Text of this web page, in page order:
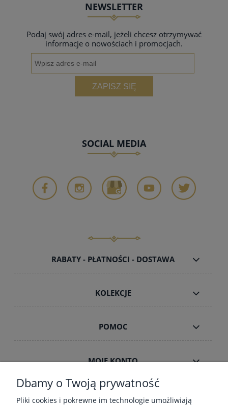
NEWSLETTER
Podaj swój adres e-mail, jeżeli chcesz otrzymywać
informacje o nowościach i promocjach.
ZAPISZ SIĘ
SOCIAL MEDIA
RABATY - PŁATNOŚCI - DOSTAWA
KOLEKCJE
POMOC
MOJE KONTO
Dbamy o Twoją prywatność
Pliki cookies i pokrewne im technologie umożliwiają